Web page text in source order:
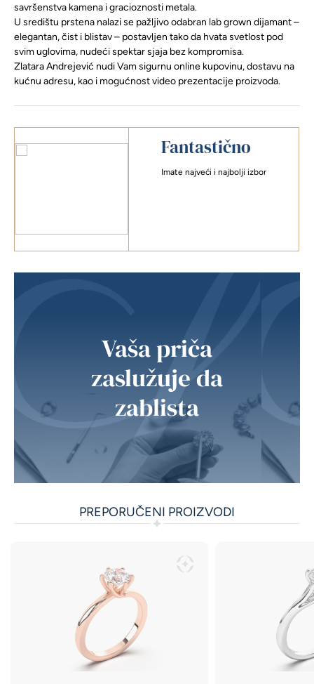
savršenstva kamena i gracioznosti metala.
U središtu prstena nalazi se pažljivo odabran lab grown dijamant –
elegantan, čist i blistav – postavljen tako da hvata svetlost pod
svim uglovima, nudeći spektar sjaja bez kompromisa.
Zlatara Andrejević nudi Vam sigurnu online kupovinu, dostavu na
kućnu adresu, kao i mogućnost video prezentacije proizvoda.
Fantastično
Imate najveći i najbolji izbor
Vaša priča
zaslužuje da
zablista
PREPORUČENI PROIZVODI